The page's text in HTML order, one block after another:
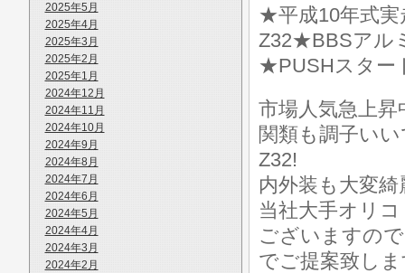
2025年5月
2025年4月
2025年3月
2025年2月
2025年1月
2024年12月
2024年11月
2024年10月
2024年9月
2024年8月
2024年7月
2024年6月
2024年5月
2024年4月
2024年3月
2024年2月
★平成10年式実
Z32★BBSアル
★PUSHスター
市場人気急上
関類も調子い
Z32!
内外装も大変
当社大手オリ
ございますの
でご提案致し